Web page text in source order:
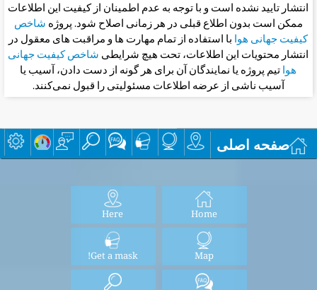
انتشار تایید نشده است و با توجه به عدم اطمینان از کیفیت این اطلاعات
ممکن است بدون اطلاع قبلی در هر زمانی اصلاح شود. پروژهشاخص
کیفیت جهانی هوابا استفاده از تمام مهارت ها و مراقبت های معقول در
انتشار محتویات این اطلاعات، تحت هیچ شرایطیشاخص کیفیت جهانی
هواتیم پروژه یا نمایندگان آن برای هر گونه از دست دادن، آسیب یا
آسیب ناشی از عرضه اطلاعات مسئولیتی را قبول نمی‌کنند.
صفحه اصلی
Home
Here
Map
Get a mask!